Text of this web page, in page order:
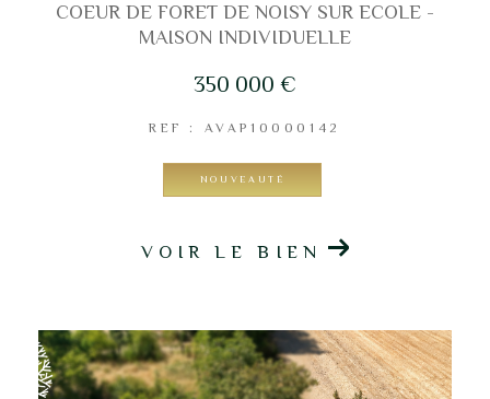
COEUR DE FORET DE NOISY SUR ECOLE -
MAISON INDIVIDUELLE
350 000 €
REF : AVAP10000142
NOUVEAUTÉ
VOIR LE BIEN